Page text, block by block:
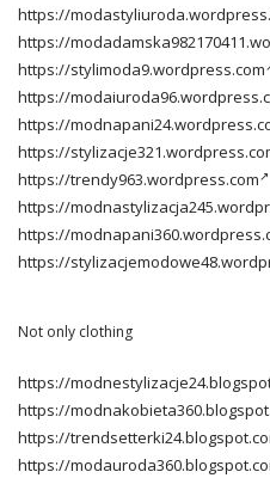
https://
https://
https://stylimoda9.wordpress.com
https://
https://
https://
https://trendy963.wordpress.com
https://
https://
https://
Not only clothing
https://
https://
https://
https://